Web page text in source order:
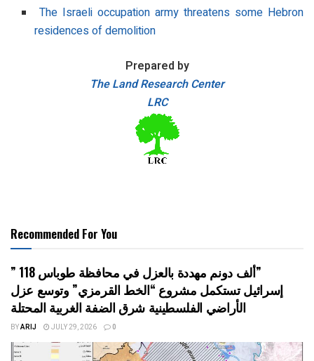
The Israeli occupation army threatens some Hebron
residences of demolition
Prepared by
The Land Research Center
LRC
Recommended For You
” 118 ألف دونم مهددة بالعزل في محافظة طوباس”
إسرائيل تستكمل مشروع “الخط القرمزي” وتوسع عزل
الأراضي الفلسطينية شرق الضفة الغربية المحتلة
BYARIJ JULY 29, 2026 0